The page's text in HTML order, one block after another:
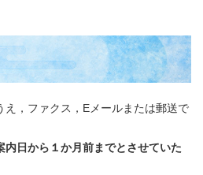
え，ファクス，Eメールまたは郵送で
内日から１か月前までとさせていた